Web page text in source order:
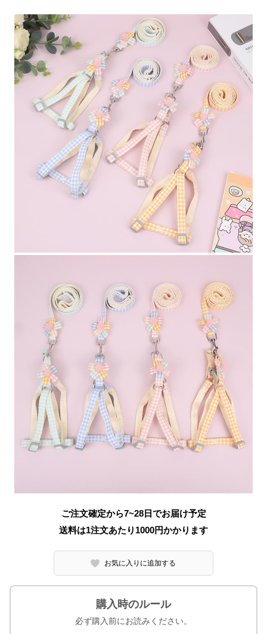
ご注文確定から7~28日でお届け予定
送料は1注文あたり 1000円かかります
お気に入りに追加する
購入時のルール
必ず購入前にお読みください。